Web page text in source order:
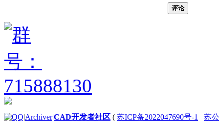
（.NET）
练习：引用 AutoCAD
（.NET）
评论
|Archiver|CAD开发者社区 ( 苏ICP备2022047690号-1 苏